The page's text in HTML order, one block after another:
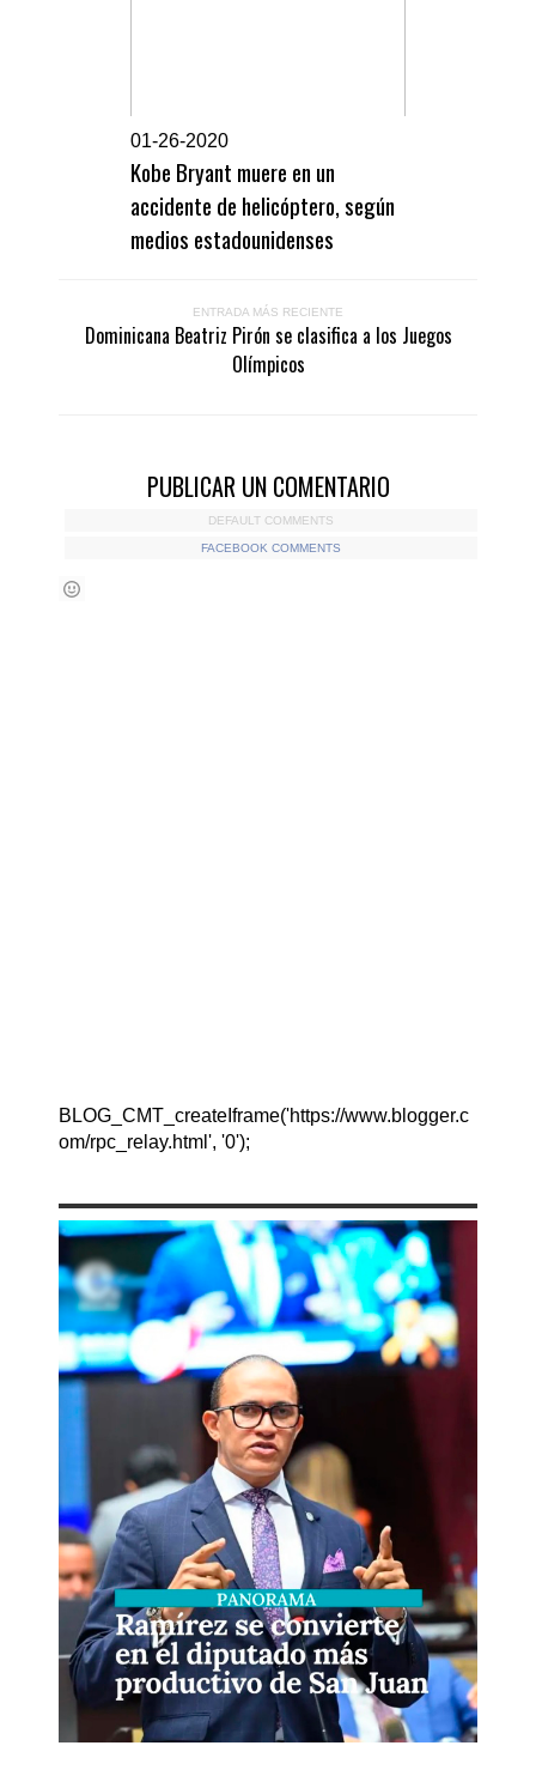
01-26-2020
Kobe Bryant muere en un
accidente de helicóptero, según
medios estadounidenses
ENTRADA MÁS RECIENTE
Dominicana Beatriz Pirón se clasifica a los Juegos
Olímpicos
PUBLICAR UN COMENTARIO
DEFAULT COMMENTS
FACEBOOK COMMENTS
BLOG_CMT_createIframe('https://www.blogger.c
om/rpc_relay.html', '0');